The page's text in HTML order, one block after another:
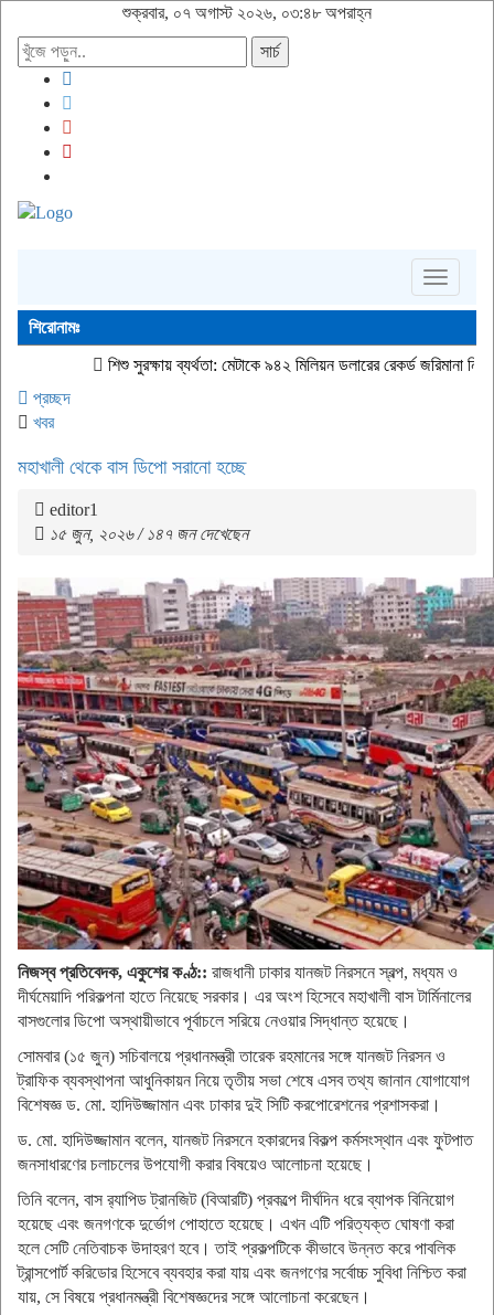
শুক্রবার, ০৭ অগাস্ট ২০২৬, ০৩:৪৮ অপরাহ্ন
সার্চ
Toggle
শিরোনামঃ
শিশু সুরক্ষায় ব্যর্থতা: মেটাকে ৯৪২ মিলিয়ন ডলারের রেকর্ড জরিমানা নিউ মেক্সিকোর
প্রচ্ছদ
খবর
মহাখালী থেকে বাস ডিপো সরানো হচ্ছে
editor1
১৫ জুন, ২০২৬ / ১৪৭ জন দেখেছেন
নিজস্ব প্রতিবেদক, একুশের কণ্ঠ:: রাজধানী ঢাকার যানজট নিরসনে স্বল্প, মধ্যম ও
দীর্ঘমেয়াদি পরিকল্পনা হাতে নিয়েছে সরকার। এর অংশ হিসেবে মহাখালী বাস টার্মিনালের
বাসগুলোর ডিপো অস্থায়ীভাবে পূর্বাচলে সরিয়ে নেওয়ার সিদ্ধান্ত হয়েছে।
সোমবার (১৫ জুন) সচিবালয়ে প্রধানমন্ত্রী তারেক রহমানের সঙ্গে যানজট নিরসন ও
ট্রাফিক ব্যবস্থাপনা আধুনিকায়ন নিয়ে তৃতীয় সভা শেষে এসব তথ্য জানান যোগাযোগ
বিশেষজ্ঞ ড. মো. হাদিউজ্জামান এবং ঢাকার দুই সিটি করপোরেশনের প্রশাসকরা।
ড. মো. হাদিউজ্জামান বলেন, যানজট নিরসনে হকারদের বিকল্প কর্মসংস্থান এবং ফুটপাত
জনসাধারণের চলাচলের উপযোগী করার বিষয়েও আলোচনা হয়েছে।
তিনি বলেন, বাস র‍্যাপিড ট্রানজিট (বিআরটি) প্রকল্পে দীর্ঘদিন ধরে ব্যাপক বিনিয়োগ
হয়েছে এবং জনগণকে দুর্ভোগ পোহাতে হয়েছে। এখন এটি পরিত্যক্ত ঘোষণা করা
হলে সেটি নেতিবাচক উদাহরণ হবে। তাই প্রকল্পটিকে কীভাবে উন্নত করে পাবলিক
ট্রান্সপোর্ট করিডোর হিসেবে ব্যবহার করা যায় এবং জনগণের সর্বোচ্চ সুবিধা নিশ্চিত করা
যায়, সে বিষয়ে প্রধানমন্ত্রী বিশেষজ্ঞদের সঙ্গে আলোচনা করেছেন।